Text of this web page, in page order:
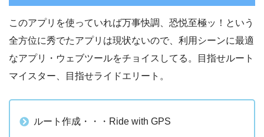
このアプリを使っていれば万事快調、恐悦至極ッ！という
全方位に秀でたアプリは現状ないので、利用シーンに最適
なアプリ・ウェブツールをチョイスしてる。目指せルート
マイスター、目指せライドエリート。
ルート作成・・・Ride with GPS